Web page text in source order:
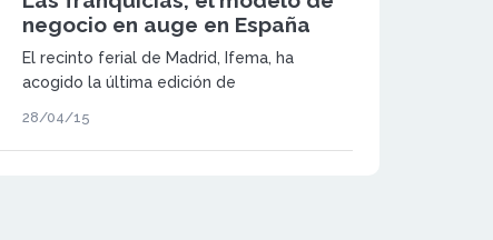
negocio en auge en España
El recinto ferial de Madrid, Ifema, ha
acogido la última edición de
28/04/15